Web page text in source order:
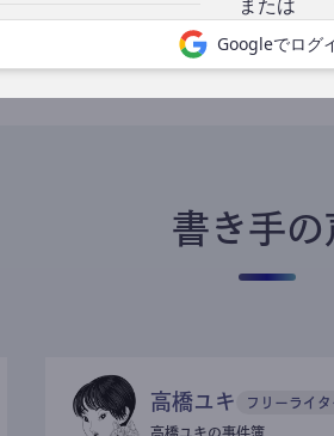
Googleでログ
書き手になる
書き手の
高橋ユキ フリーライタ
高橋ユキの事件簿